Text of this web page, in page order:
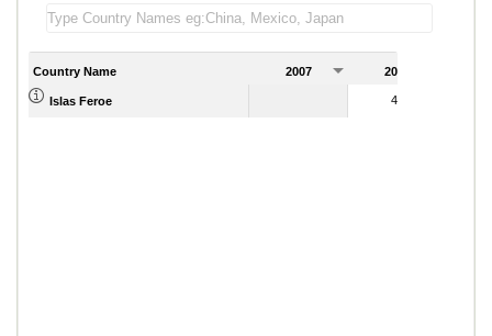
Country Name 2007 2008
Islas Feroe 41,420.00